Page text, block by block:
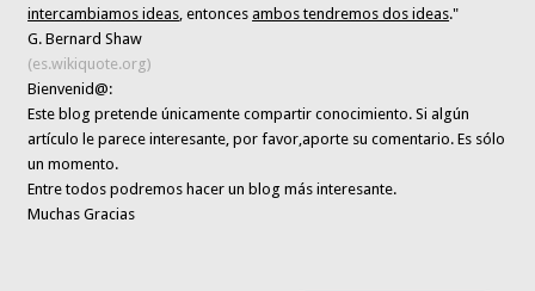
intercambiamos ideas, entoncesambos tendremos dos ideas."
G. Bernard Shaw
(es.wikiquote.org)
Bienvenid@:
Este blog pretende únicamentecompartir conocimiento. Si algún
artículo le parece interesante,por favor,aporte su comentario. Es sólo
un momento.
Entre todos podremos hacer un blog más interesante.
Muchas Gracias